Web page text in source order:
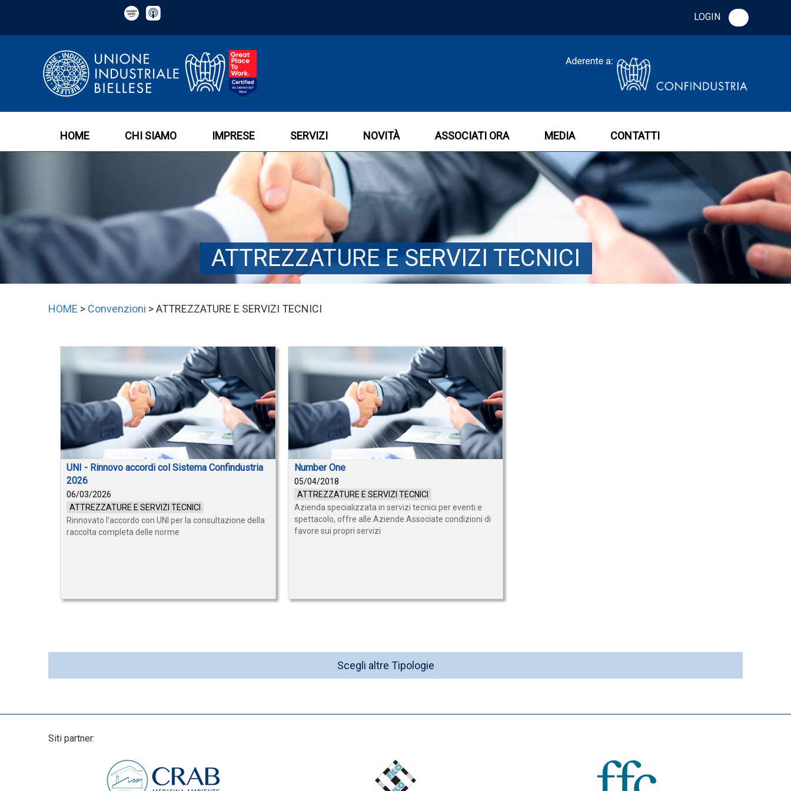
LOGIN
HOME CHI SIAMO IMPRESE SERVIZI NOVITÀ ASSOCIATI ORA MEDIA CONTATTI
ATTREZZATURE E SERVIZI TECNICI
HOME > Convenzioni > ATTREZZATURE E SERVIZI TECNICI
UNI - Rinnovo accordi col Sistema Confindustria
2026
06/03/2026
ATTREZZATURE E SERVIZI TECNICI
Rinnovato l'accordo con UNI per la consultazione della
raccolta completa delle norme
Number One
05/04/2018
ATTREZZATURE E SERVIZI TECNICI
Azienda specializzata in servizi tecnici per eventi e
spettacolo, offre alle Aziende Associate condizioni di
favore sui propri servizi
Scegli altre Tipologie
Siti partner: